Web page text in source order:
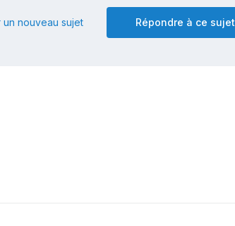
Répondre à ce sujet
un nouveau sujet